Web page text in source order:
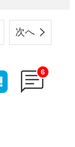
次へ
6